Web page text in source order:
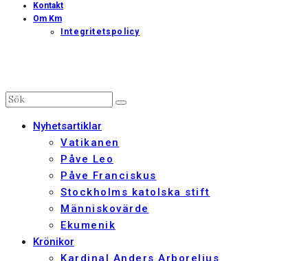
Kontakt
Om Km
Integritetspolicy
Nyhetsartiklar
Vatikanen
Påve Leo
Påve Franciskus
Stockholms katolska stift
Människovärde
Ekumenik
Krönikor
Kardinal Anders Arborelius